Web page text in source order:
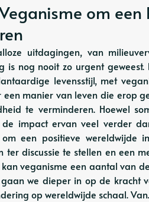
om
uitdagingen, van
is nog nooit zo urgent
levensstijl, met
een manier van leven die erop
te verminderen. Hoewel
de impact ervan veel verder
een ​​positieve wereldwijde
ter discussie te stellen en een
veganisme een aantal van
we dieper in op de kracht
op wereldwijde schaal.